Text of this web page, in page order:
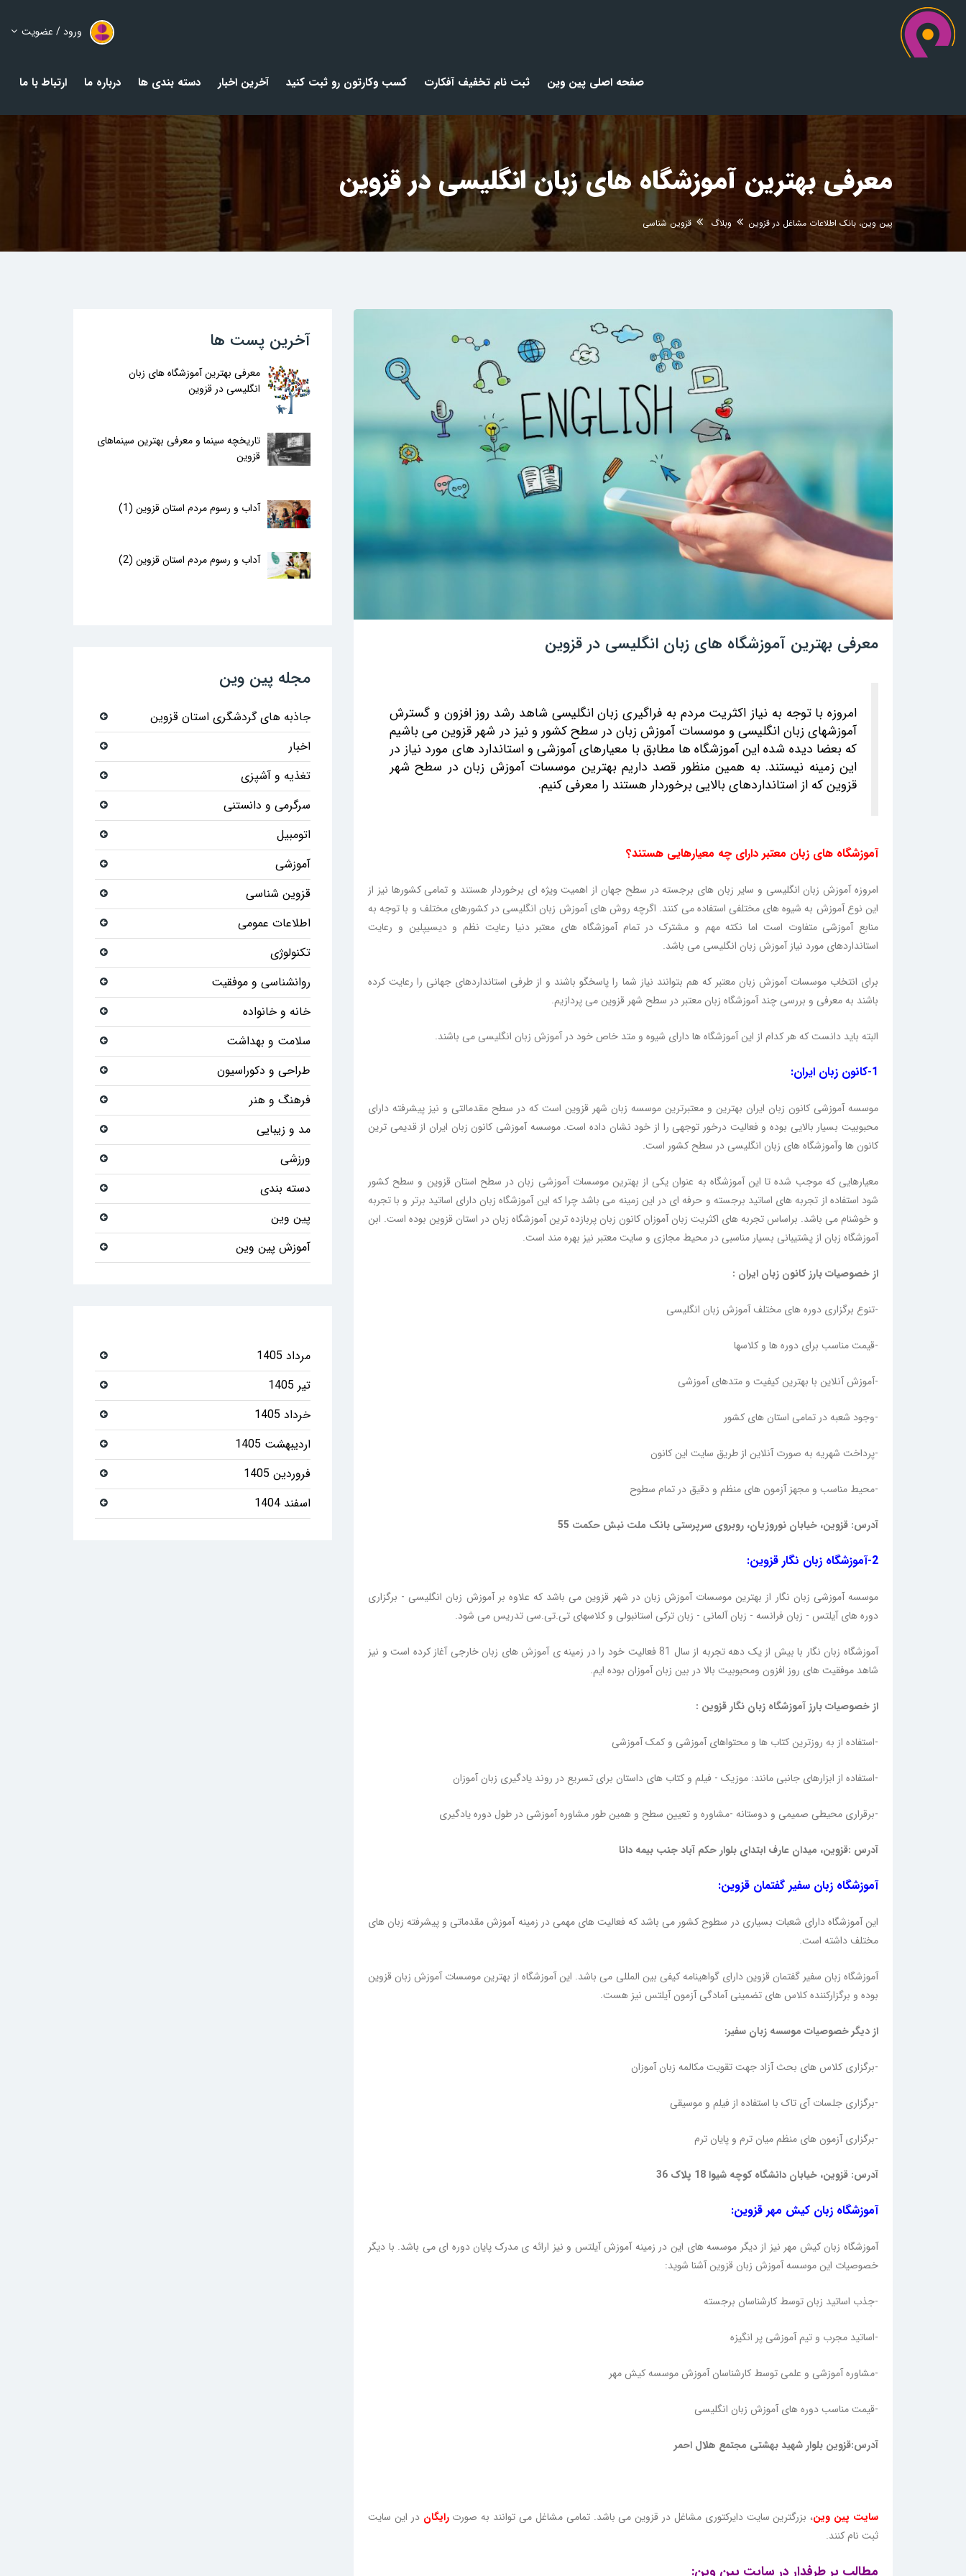
ورود / عضویت
صفحه اصلی پین وین ثبت نام تخفیف آفکارت کسب وکارتون رو ثبت کنید آخرین اخبار دسته بندی ها درباره ما ارتباط با ما
معرفی بهترین آموزشگاه های زبان انگلیسی در قزوین
پین وین، بانک اطلاعات مشاغل در قزوین وبلاگ قزوین شناسی
معرفی بهترین آموزشگاه های زبان انگلیسی در قزوین
امروزه با توجه به نیاز اکثریت مردم به فراگیری زبان انگلیسی شاهد رشد روز افزون و گسترش
آموزشهای زبان انگلیسی و موسسات آموزش زبان در سطح کشور و نیز در شهر قزوین می باشیم
که بعضا دیده شده این آموزشگاه ها مطابق با معیارهای آموزشی و استاندارد های مورد نیاز در
این زمینه نیستند. به همین منظور قصد داریم بهترین موسسات آموزش زبان در سطح شهر
قزوین که از استانداردهای بالایی برخوردار هستند را معرفی کنیم.
آموزشگاه های زبان معتبر دارای چه معیارهایی هستند؟
امروزه آموزش زبان انگلیسی و سایر زبان های برجسته در سطح جهان از اهمیت ویژه ای برخوردار هستند و تمامی کشورها نیز از
این نوع آموزش به شیوه های مختلفی استفاده می کنند. اگرچه روش های آموزش زبان انگلیسی در کشورهای مختلف و با توجه به
منابع آموزشی متفاوت است اما نکته مهم و مشترک در تمام آموزشگاه های معتبر دنیا رعایت نظم و دیسیپلین و رعایت
استانداردهای مورد نیاز آموزش زبان انگلیسی می باشد.
برای انتخاب موسسات آموزش زبان معتبر که هم بتوانند نیاز شما را پاسخگو باشند و از طرفی استانداردهای جهانی را رعایت کرده
باشند به معرفی و بررسی چند آموزشگاه زبان معتبر در سطح شهر قزوین می پردازیم.
البته باید دانست که هر کدام از این آموزشگاه ها دارای شیوه و متد خاص خود در آموزش زبان انگلیسی می باشند.
1-کانون زبان ایران:
موسسه آموزشی کانون زبان ایران بهترین و معتبرترین موسسه زبان شهر قزوین است که در سطح مقدمالتی و نیز پیشرفته دارای
محبوبیت بسیار بالایی بوده و فعالیت درخور توجهی را از خود نشان داده است. موسسه آموزشی کانون زبان ایران از قدیمی ترین
کانون ها وآموزشگاه های زبان انگلیسی در سطح کشور است.
معیارهایی که موجب شده تا این آموزشگاه به عنوان یکی از بهترین موسسات آموزشی زبان در سطح استان قزوین و سطح کشور
شود استفاده از تجربه های اساتید برجسته و حرفه ای در این زمینه می باشد چرا که این آموزشگاه زبان دارای اساتید برتر و با تجربه
و خوشنام می باشد. براساس تجربه های اکثریت زبان آموزان کانون زبان پربازده ترین آموزشگاه زبان در استان قزوین بوده است. ابن
آموزشگاه زبان از پشتیبانی بسیار مناسبی در محیط مجازی و سایت معتبر نیز بهره مند است.
از خصوصیات بارز کانون زبان ایران :
-تنوع برگزاری دوره های مختلف آموزش زبان انگلیسی
-قیمت مناسب برای دوره ها و کلاسها
-آموزش آنلاین با بهترین کیفیت و متدهای آموزشی
-وجود شعبه در تمامی استان های کشور
-پرداخت شهریه به صورت آنلاین از طریق سایت این کانون
-محیط مناسب و مجهز آزمون های منظم و دقیق در تمام سطوح
آدرس: قزوین، خیابان نوروزیان، روبروی سرپرستی بانک ملت نبش حکمت 55
2-آموزشگاه زبان نگار قزوین:
موسسه آموزشی زبان نگار از بهترین موسسات آموزش زبان در شهر قزوین می باشد که علاوه بر آموزش زبان انگلیسی - برگزاری
دوره های آیلتس - زبان فرانسه - زبان آلمانی - زبان ترکی استانبولی و کلاسهای تی.تی.سی تدریس می شود.
آموزشگاه زبان نگار با بیش از یک دهه تجربه از سال 81 فعالیت خود را در زمینه ی آموزش های زبان خارجی آغاز کرده است و نیز
شاهد موفقیت های روز افزون ومحبوبیت بالا در بین زبان آموزان بوده ایم.
از خصوصیات بارز آموزشگاه زبان نگار قزوین :
-استفاده از به روزترین کتاب ها و محتواهای آموزشی و کمک آموزشی
-استفاده از ابزارهای جانبی مانند: موزیک - فیلم و کتاب های داستان برای تسریع در روند یادگیری زبان آموزان
-برقراری محیطی صمیمی و دوستانه -مشاوره و تعیین سطح و همین طور مشاوره آموزشی در طول دوره یادگیری
آدرس :قزوین، میدان عارف ابتدای بلوار حکم آباد جنب بیمه دانا
آموزشگاه زبان سفیر گفتمان قزوین:
این آموزشگاه دارای شعبات بسیاری در سطوح کشور می باشد که فعالیت های مهمی در زمینه آموزش مقدماتی و پیشرفته زبان های
مختلف داشته است.
آموزشگاه زبان سفیر گفتمان قزوین دارای گواهینامه کیفی بین المللی می باشد. این آموزشگاه از بهترین موسسات آموزش زبان قزوین
بوده و برگزارکننده کلاس های تضمینی آمادگی آزمون آیلتس نیز هست.
از دیگر خصوصیات موسسه زبان سفیر:
-برگزاری کلاس های بحث آزاد جهت تقویت مکالمه زبان آموزان
-برگزاری جلسات آی تاک با استفاده از فیلم و موسیقی
-برگزاری آزمون های منظم میان ترم و پایان ترم
آدرس: قزوین، خیابان دانشگاه کوچه شیوا 18 پلاک 36
آموزشگاه زبان کیش مهر قزوین:
آموزشگاه زبان کیش مهر نیز از دیگر موسسه های این در زمینه آموزش آیلتس و نیز ارائه ی مدرک پایان دوره ای می باشد. با دیگر
خصوصیات این موسسه آموزش زبان قزوین آشنا شوید:
-جذب اساتید زبان توسط کارشناسان برجسته
-اساتید مجرب و تیم آموزشی پر انگیزه
-مشاوره آموزشی و علمی توسط کارشناسان آموزش موسسه کیش مهر
-قیمت مناسب دوره های آموزش زبان انگلیسی
آدرس:قزوین بلوار شهید بهشتی مجتمع هلال احمر
سایت پین وین، بزرگترین سایت دایرکتوری مشاغل در قزوین می باشد. تمامی مشاغل می توانند به صورترایگاندر این سایت
ثبت نام کنند.
مطالب پر طرفدار در سایت پین وین:
آخرین پست ها
معرفی بهترین آموزشگاه های زبان
انگلیسی در قزوین
تاریخچه سینما و معرفی بهترین سینماهای
قزوین
آداب و رسوم مردم استان قزوین (1)
آداب و رسوم مردم استان قزوین (2)
مجله پین وین
جاذبه های گردشگری استان قزوین
اخبار
تغذیه و آشپزی
سرگرمی و دانستنی
اتومبیل
آموزشی
قزوین شناسی
اطلاعات عمومی
تکنولوژی
روانشناسی و موفقیت
خانه و خانواده
سلامت و بهداشت
طراحی و دکوراسیون
فرهنگ و هنر
مد و زیبایی
ورزشی
دسته بندی
پین وین
آموزش پین وین
مرداد 1405
تیر 1405
خرداد 1405
اردیبهشت 1405
فروردین 1405
اسفند 1404